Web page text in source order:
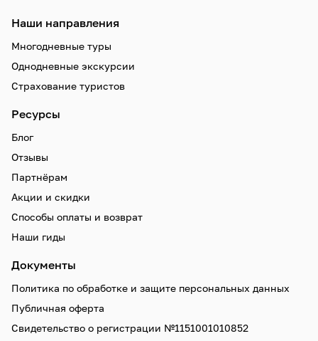
Наши направления
Многодневные туры
Однодневные экскурсии
Страхование туристов
Ресурсы
Блог
Отзывы
Партнёрам
Акции и скидки
Способы оплаты и возврат
Наши гиды
Документы
Политика по обработке и защите персональных данных
Публичная оферта
Свидетельство о регистрации №1151001010852